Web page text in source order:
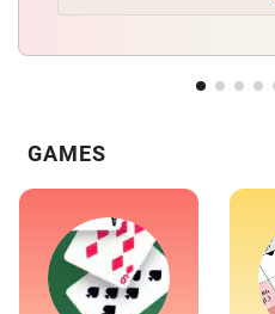
GAMES